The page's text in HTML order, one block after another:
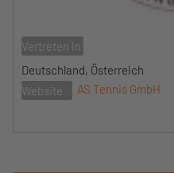
Vertreten in
Deutschland, Österreich
Website
AS Tennis GmbH